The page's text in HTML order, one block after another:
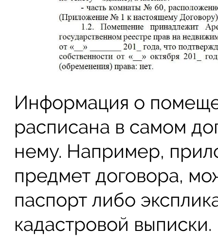
Информация о
расписана в самом
нему. Например,
предмет договора,
паспорт либо
кадастровой выписки.